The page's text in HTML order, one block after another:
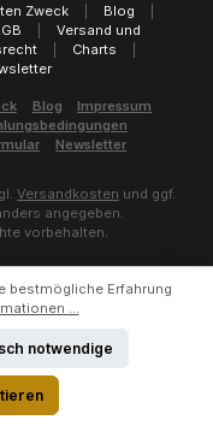
Zweck Blog
Versand und
Charts
Blog
Impressum
Newsletter
Versandkosten und ggf.
angegeben.
vorbehalten.
bestmögliche Erfahrung
...
notwendige